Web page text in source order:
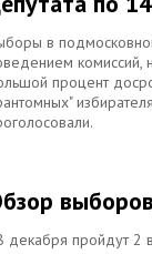
в
комиссий,
процент
декабря пройдут 2